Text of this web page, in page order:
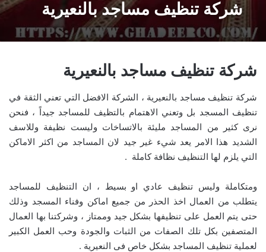
شركة تنظيف مساجد بالنعيرية
شركة تنظيف مساجد بالنعيرية
شركة تنظيف مساجد بالنعيرية ، الشركة الافضل التي تعني الثقة في
تنظيف المسجد بل وتعني الاهتمام بالتظيف للمساجد جيداً ، فنحن
نرى كثير من المساجد مليئة بالاتساخات وليست نظيفة وللاسف
الشديد هذا الامر يعد شيء غير جيد لان المساجد من اكثر الاماكن
التي يلزم لها التنظيف نظافة كاملة .
ومتكاملة وليس تنظيف عادي او بسيط ، ان التنظيف للمساجد
يتطلب من العمال اخذ الحذر من جميع اماكن وفناء المسجد وذلك
حتى يتم العمل على تنظيفها بشكل جيد وممتاز ، وشركتنا بها العمال
المتصفين بكل تلك الصفات من الثبات والجودة وحب العمل الكبير
لعملية تنظيف المساجد بشكل خاص فى النعيرية .